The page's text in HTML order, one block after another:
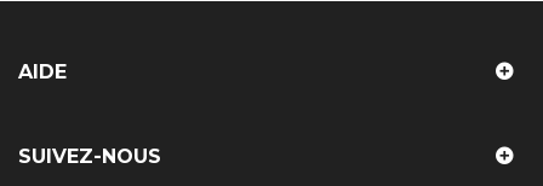
AIDE
SUIVEZ-NOUS